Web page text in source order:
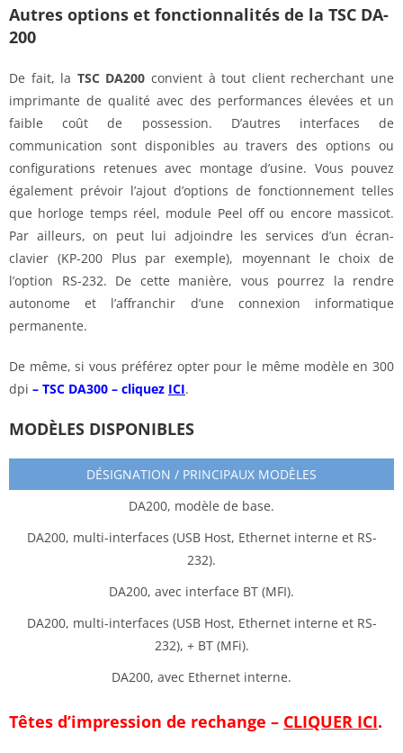
Autres options et fonctionnalités de la TSC DA-
200
De fait, la TSC DA200 convient à tout client recherchant une
imprimante de qualité avec des performances élevées et un
faible coût de possession. D’autres interfaces de
communication sont disponibles au travers des options ou
configurations retenues avec montage d’usine. Vous pouvez
également prévoir l’ajout d’options de fonctionnement telles
que horloge temps réel, module Peel off ou encore massicot.
Par ailleurs, on peut lui adjoindre les services d’un écran-
clavier (KP-200 Plus par exemple), moyennant le choix de
l’option RS-232. De cette manière, vous pourrez la rendre
autonome et l’affranchir d’une connexion informatique
permanente.
De même, si vous préférez opter pour le même modèle en 300
dpi – TSC DA300 – cliquez ICI.
MODÈLES DISPONIBLES
DÉSIGNATION / PRINCIPAUX MODÈLES
DA200, modèle de base.
DA200, multi-interfaces (USB Host, Ethernet interne et RS-
232).
DA200, avec interface BT (MFI).
DA200, multi-interfaces (USB Host, Ethernet interne et RS-
232), + BT (MFi).
DA200, avec Ethernet interne.
Têtes d’impression de rechange – CLIQUER ICI.